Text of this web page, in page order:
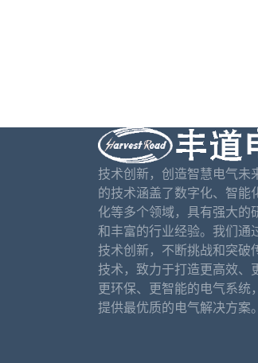
技术创新，创造智慧电气未
的技术涵盖了数字化、智能
化等多个领域，具有强大的
和丰富的行业经验。我们通
技术创新，不断挑战和突破
技术，致力于打造更高效、
更环保、更智能的电气系统
提供最优质的电气解决方案。